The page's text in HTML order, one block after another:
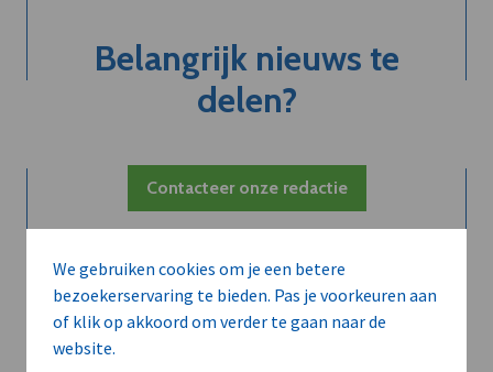
We gebruiken cookies om je een betere
bezoekerservaring te bieden. Pas je voorkeuren aan
of klik op akkoord om verder te gaan naar de
website.
Belangrijk nieuws te
delen?
Contacteer onze redactie